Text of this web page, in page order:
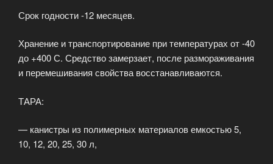
Срок годности -12 месяцев.
Хранение и транспортирование при температурах от -40
до +400 С. Средство замерзает, после размораживания
и перемешивания свойства восстанавливаются.
ТАРА:
— канистры из полимерных материалов емкостью 5,
10, 12, 20, 25, 30 л,